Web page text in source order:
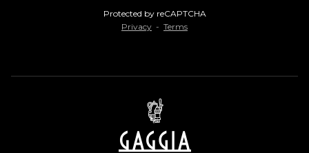
Protected by reCAPTCHA
Privacy - Terms